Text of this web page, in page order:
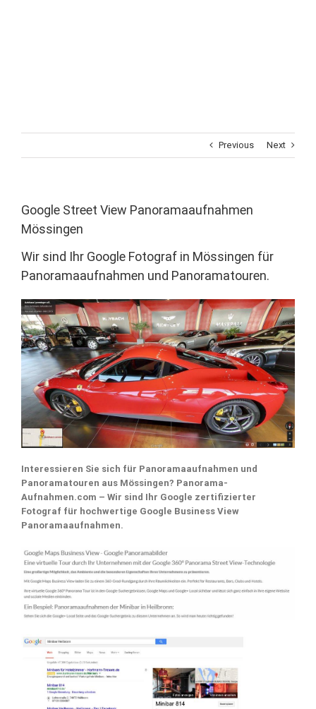
Previous Next
Google Street View Panoramaaufnahmen
Mössingen
Wir sind Ihr Google Fotograf in Mössingen für
Panoramaaufnahmen und Panoramatouren.
Interessieren Sie sich für Panoramaaufnahmen und
Panoramatouren aus Mössingen? Panorama-
Aufnahmen.com – Wir sind Ihr Google zertifizierter
Fotograf für hochwertige Google Business View
Panoramaaufnahmen.